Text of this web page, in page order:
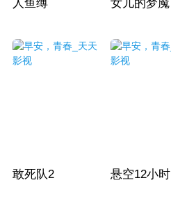
人鱼缚 女儿的梦魇
敢死队2 悬空12小时